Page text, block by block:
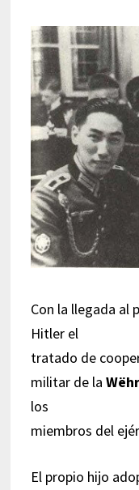
Con la llegada al
Hitler el
tratado de
militar de la
los
miembros del
El propio hijo